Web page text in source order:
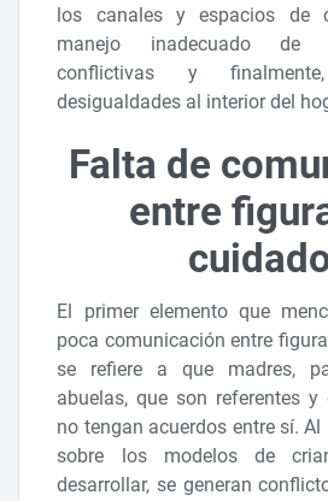
los canales y espacios de
manejo inadecuado de
conflictivas y
desigualdades al interior del
Falta de
entre
El primer elemento que
poca comunicación entre
se refiere a que madres,
abuelas, que son referentes y
no tengan acuerdos entre sí.
sobre los modelos de
desarrollar, se generan